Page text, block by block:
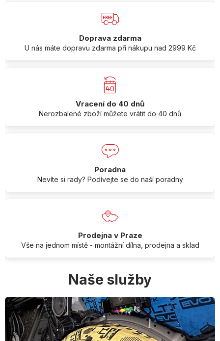
Doprava zdarma
U nás máte dopravu zdarma při nákupu nad 2999 Kč
Vracení do 40 dnů
Nerozbalené zboží můžete vrátit do 40 dnů
Poradna
Nevíte si rady? Podívejte se do naší poradny
Prodejna v Praze
Vše na jednom místě - montážní dílna, prodejna a sklad
Naše služby